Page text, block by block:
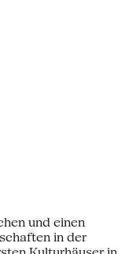
und einen
in der